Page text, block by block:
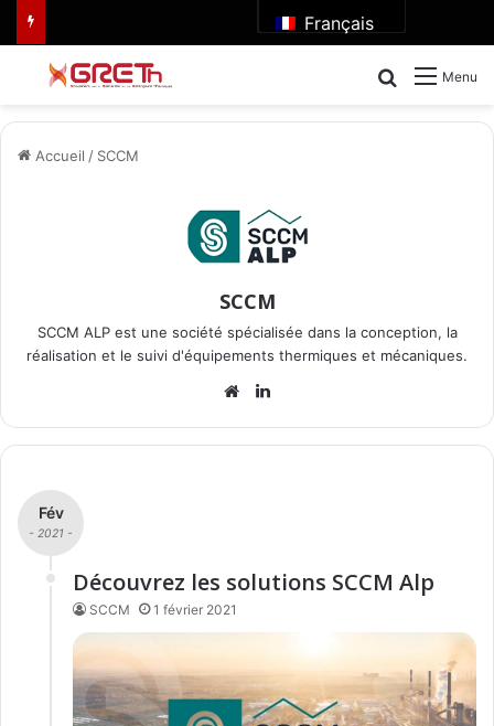
Français
Menu
Rechercher
Accueil / SCCM
SCCM
SCCM ALP est une société spécialisée dans la conception, la
réalisation et le suivi d'équipements thermiques et mécaniques.
Website
Fév
- 2021 -
Découvrez les solutions SCCM Alp
SCCM 1 février 2021